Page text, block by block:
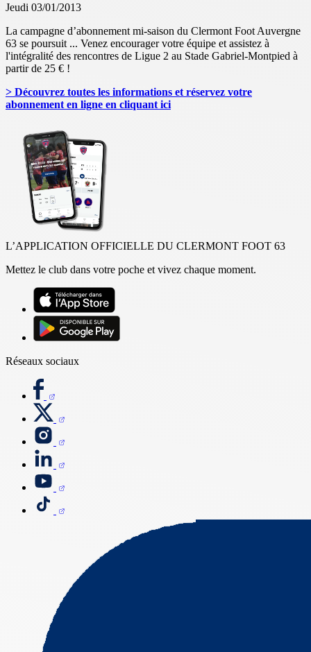
Jeudi 03/01/2013
La campagne d’abonnement mi-saison du Clermont Foot Auvergne
63 se poursuit ... Venez encourager votre équipe et assistez à
l'intégralité des rencontres de Ligue 2 au Stade Gabriel-Montpied à
partir de 25 € !
> Découvrez toutes les informations et réservez votre
abonnement en ligne en cliquant ici
L’APPLICATION OFFICIELLE DU CLERMONT FOOT 63
Mettez le club dans votre poche et vivez chaque moment.
Réseaux sociaux